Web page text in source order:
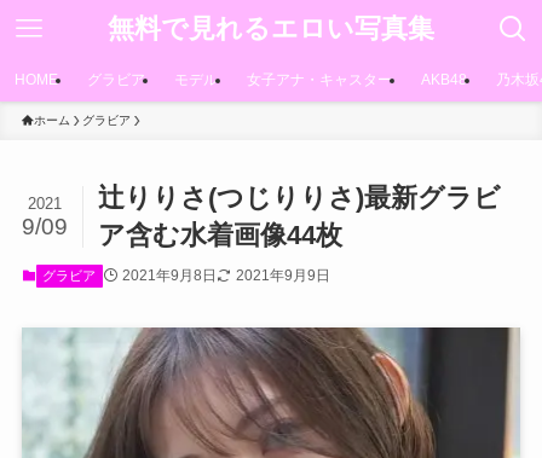
無料で見れるエロい写真集
HOME グラビア モデル 女子アナ・キャスター AKB48 乃木
ホーム グラビア
辻りりさ(つじりりさ)最新グラビ
ア含む水着画像44枚
2021
9/09
グラビア 2021年9月8日 2021年9月9日